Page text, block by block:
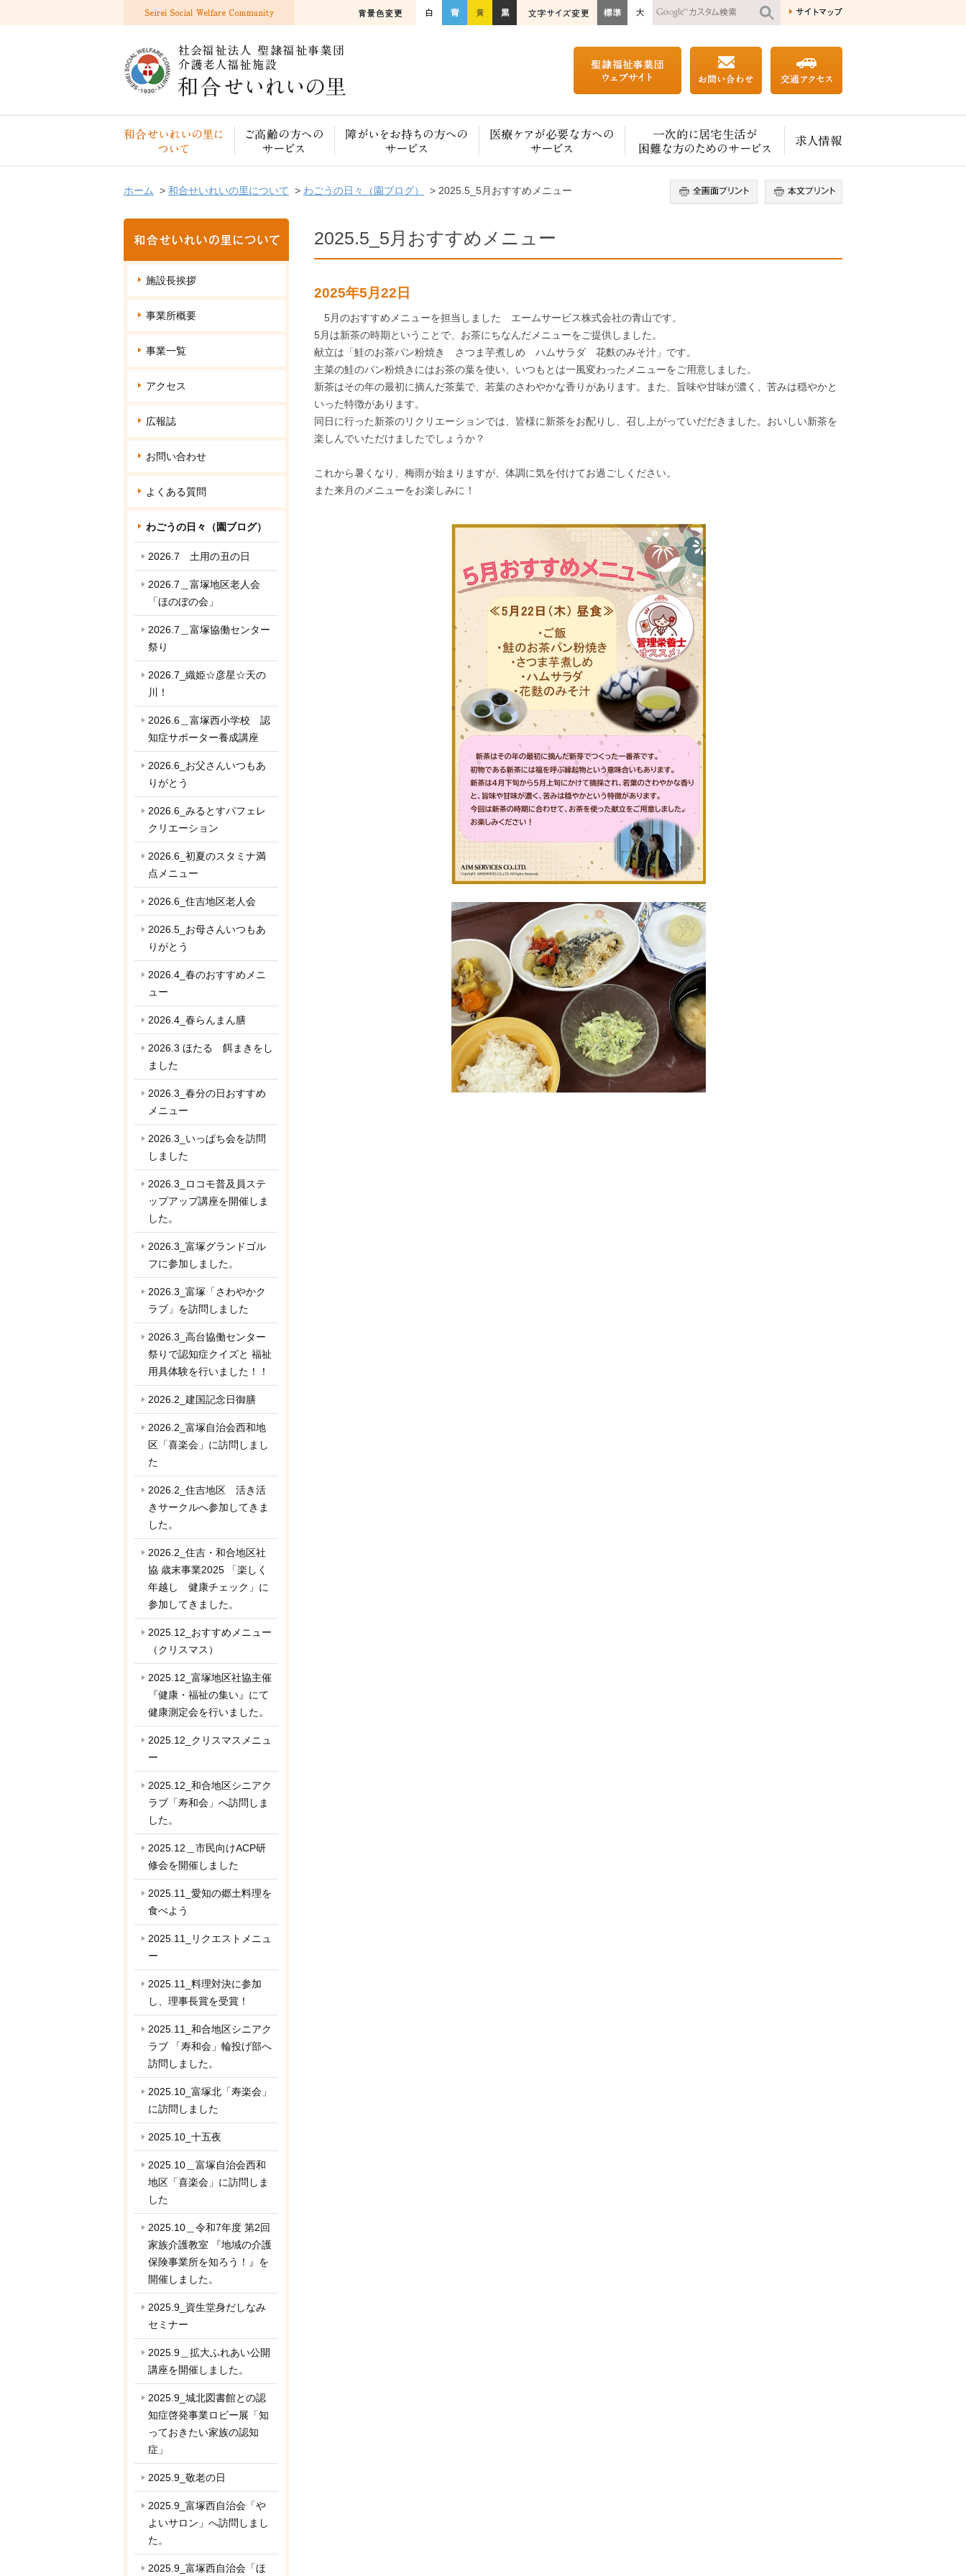
ホーム > 和合せいれいの里について > わごうの日々（園ブログ） > 2025.5_5月おすすめメニュー
2025.5_5月おすすめメニュー
2025年5月22日
5月のおすすめメニューを担当しました エームサービス株式会社の青山です。
5月は新茶の時期ということで、お茶にちなんだメニューをご提供しました。
献立は「鮭のお茶パン粉焼き さつま芋煮しめ ハムサラダ 花麩のみそ汁」です。
主菜の鮭のパン粉焼きにはお茶の葉を使い、いつもとは一風変わったメニューをご用意しました。
新茶はその年の最初に摘んだ茶葉で、若葉のさわやかな香りがあります。また、旨味や甘味が濃く、苦みは穏やかと
いった特徴があります。
同日に行った新茶のリクリエーションでは、皆様に新茶をお配りし、召し上がっていだだきました。おいしい新茶を
楽しんでいただけましたでしょうか？
これから暑くなり、梅雨が始まりますが、体調に気を付けてお過ごしください。
また来月のメニューをお楽しみに！
施設長挨拶
事業所概要
事業一覧
アクセス
広報誌
お問い合わせ
よくある質問
わごうの日々（園ブログ）
2026.7 土用の丑の日
2026.7＿富塚地区老人会
「ほのぼの会」
2026.7＿富塚協働センター
祭り
2026.7_織姫☆彦星☆天の
川！
2026.6＿富塚西小学校 認
知症サポーター養成講座
2026.6_お父さんいつもあ
りがとう
2026.6_みるとすパフェレ
クリエーション
2026.6_初夏のスタミナ満
点メニュー
2026.6_住吉地区老人会
2026.5_お母さんいつもあ
りがとう
2026.4_春のおすすめメニ
ュー
2026.4_春らんまん膳
2026.3 ほたる 餌まきをし
ました
2026.3_春分の日おすすめ
メニュー
2026.3_いっぱち会を訪問
しました
2026.3_ロコモ普及員ステ
ップアップ講座を開催しま
した。
2026.3_富塚グランドゴル
フに参加しました。
2026.3_富塚「さわやかク
ラブ」を訪問しました
2026.3_高台協働センター
祭りで認知症クイズと 福祉
用具体験を行いました！！
2026.2_建国記念日御膳
2026.2_富塚自治会西和地
区「喜楽会」に訪問しまし
た
2026.2_住吉地区 活き活
きサークルへ参加してきま
した。
2026.2_住吉・和合地区社
協 歳末事業2025 「楽しく
年越し 健康チェック」に
参加してきました。
2025.12_おすすめメニュー
（クリスマス）
2025.12_富塚地区社協主催
『健康・福祉の集い』にて
健康測定会を行いました。
2025.12_クリスマスメニュ
ー
2025.12_和合地区シニアク
ラブ「寿和会」へ訪問しま
した。
2025.12＿市民向けACP研
修会を開催しました
2025.11_愛知の郷土料理を
食べよう
2025.11_リクエストメニュ
ー
2025.11_料理対決に参加
し、理事長賞を受賞！
2025.11_和合地区シニアク
ラブ 「寿和会」輪投げ部へ
訪問しました。
2025.10_富塚北「寿楽会」
に訪問しました
2025.10_十五夜
2025.10＿富塚自治会西和
地区「喜楽会」に訪問しま
した
2025.10＿令和7年度 第2回
家族介護教室 『地域の介護
保険事業所を知ろう！』を
開催しました。
2025.9_資生堂身だしなみ
セミナー
2025.9＿拡大ふれあい公開
講座を開催しました。
2025.9_城北図書館との認
知症啓発事業ロビー展「知
っておきたい家族の認知
症」
2025.9_敬老の日
2025.9_富塚西自治会「や
よいサロン」へ訪問しまし
た。
2025.9_富塚西自治会「ほ